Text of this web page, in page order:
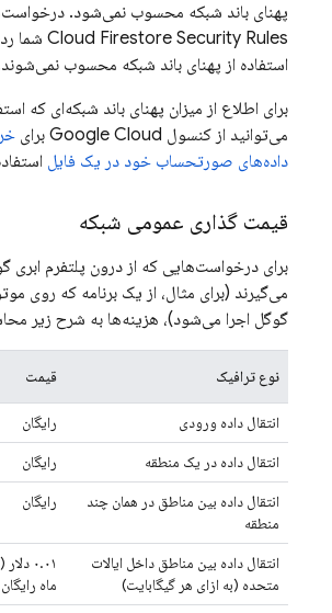
پهنای باند شبکه محسوب نمی‌شود.
Cloud Firestore Security Rules
شما
استفاده از پهنای باند شبکه محسوب
برای اطلاع از میزان پهنای باند شبکه‌ای که
می‌توانید از کنسول Google Cloud برای
داده‌های صورتحساب خود در یک فایل
قیمت گذاری عمومی شبکه
برای درخواست‌هایی که از درون پلتفرم
می‌گیرند (برای مثال، از یک برنامه که روی
گوگل اجرا می‌شود)، هزینه‌ها به شرح زیر
نوع ترافیک قیمت
انتقال داده ورودی
رایگان
انتقال داده در یک منطقه
رایگان
انتقال داده بین مناطق در همان چند
منطقه
رایگان
انتقال داده بین مناطق داخل ایالات
متحده (به ازای هر گیگابایت)
ماه